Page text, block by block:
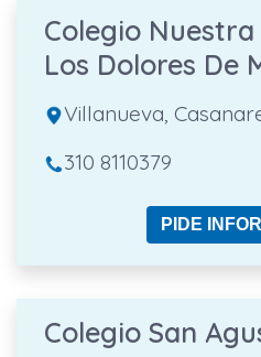
Colegio Nuestra
Los Dolores De
Villanueva,
310 8110379
PIDE
Colegio San